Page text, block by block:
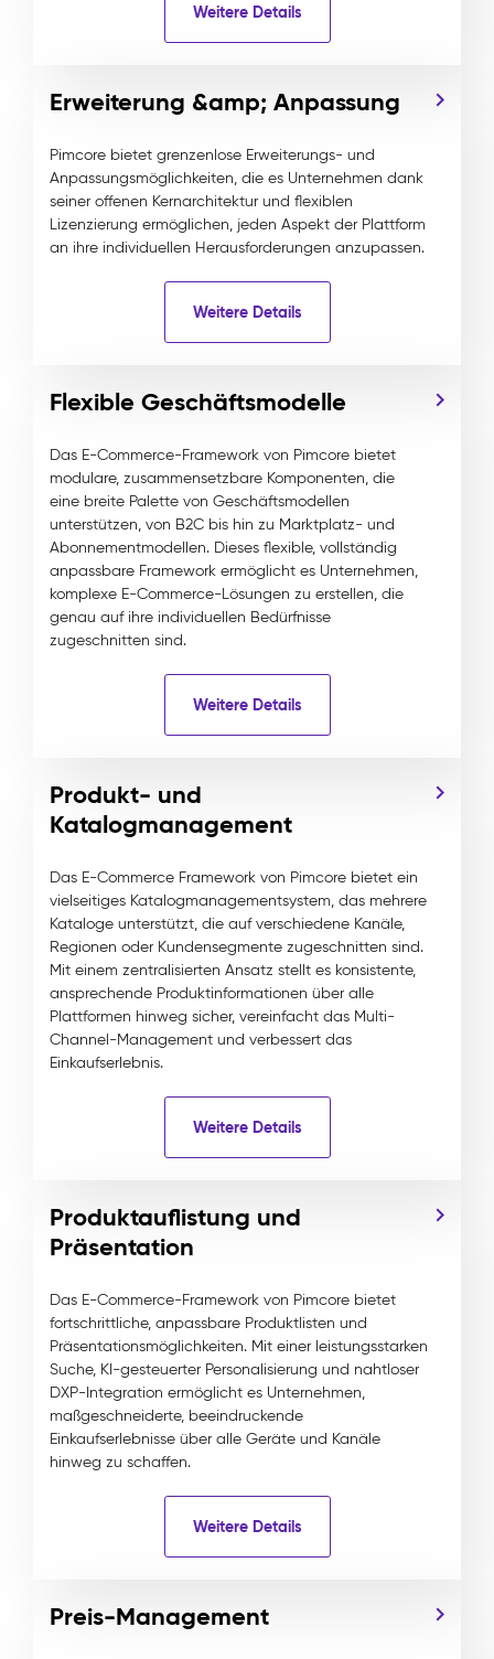
Weitere Details
Erweiterung &amp; Anpassung
Pimcore bietet grenzenlose Erweiterungs- und
Anpassungsmöglichkeiten, die es Unternehmen dank
seiner offenen Kernarchitektur und flexiblen
Lizenzierung ermöglichen, jeden Aspekt der Plattform
an ihre individuellen Herausforderungen anzupassen.
Weitere Details
Flexible Geschäftsmodelle
Das E-Commerce-Framework von Pimcore bietet
modulare, zusammensetzbare Komponenten, die
eine breite Palette von Geschäftsmodellen
unterstützen, von B2C bis hin zu Marktplatz- und
Abonnementmodellen. Dieses flexible, vollständig
anpassbare Framework ermöglicht es Unternehmen,
komplexe E-Commerce-Lösungen zu erstellen, die
genau auf ihre individuellen Bedürfnisse
zugeschnitten sind.
Weitere Details
Produkt- und
Katalogmanagement
Das E-Commerce Framework von Pimcore bietet ein
vielseitiges Katalogmanagementsystem, das mehrere
Kataloge unterstützt, die auf verschiedene Kanäle,
Regionen oder Kundensegmente zugeschnitten sind.
Mit einem zentralisierten Ansatz stellt es konsistente,
ansprechende Produktinformationen über alle
Plattformen hinweg sicher, vereinfacht das Multi-
Channel-Management und verbessert das
Einkaufserlebnis.
Weitere Details
Produktauflistung und
Präsentation
Das E-Commerce-Framework von Pimcore bietet
fortschrittliche, anpassbare Produktlisten und
Präsentationsmöglichkeiten. Mit einer leistungsstarken
Suche, KI-gesteuerter Personalisierung und nahtloser
DXP-Integration ermöglicht es Unternehmen,
maßgeschneiderte, beeindruckende
Einkaufserlebnisse über alle Geräte und Kanäle
hinweg zu schaffen.
Weitere Details
Preis-Management